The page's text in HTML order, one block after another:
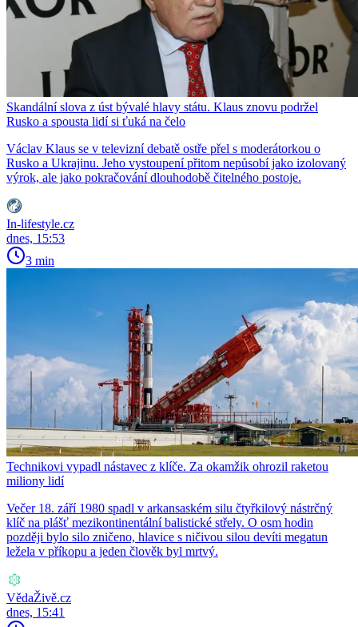
Skandální slova z úst bývalé hlavy státu. Klaus znovu podržel
Rusko a spousta lidí si ťuká na čelo
Václav Klaus se v televizní debatě ostře přel s moderátorkou o
Rusko a Ukrajinu. Jeho vystoupení přitom nepůsobí jako izolovaný
výrok, ale jako pokračování dlouhodobě čitelného postoje.
In-lifestyle.cz
dnes, 15:53
3 min
Technikovi vypadl nástavec z klíče. Za okamžik ohrozil raketou
miliony lidí
Večer 18. září 1980 spadl v arkansaském silu čtyřkilový nástrčný
klíč na plášť mezikontinentální balistické střely. O osm hodin
později bylo silo zničeno, hlavice s ničivou silou devíti megatun
ležela v příkopu a jeden člověk byl mrtvý.
VědaŽivě.cz
dnes, 15:41